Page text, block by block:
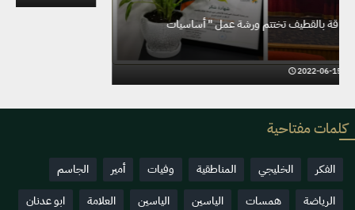
خدمات ذوي الإعاقة بالقطيف تختتم ورشة عمل " أساسيات
الفوتوشوب"
8930
كلمات مفتاحية
الفكر الخليجي المناطقية وفيات أمير
الجاسم
الرياضة
همسات الياسين الياسين العلامة
ابو عدنان